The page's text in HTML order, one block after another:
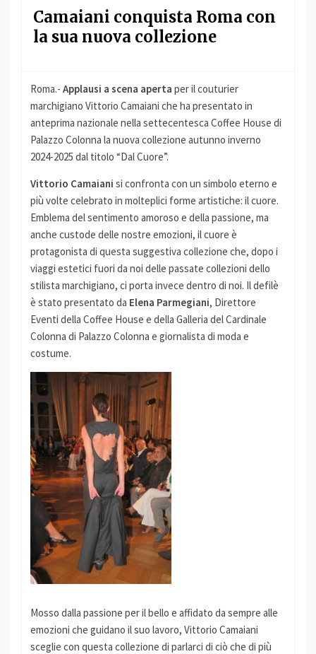
Camaiani conquista Roma con
la sua nuova collezione
Roma.- Applausi a scena aperta per il couturier
marchigiano Vittorio Camaiani che ha presentato in
anteprima nazionale nella settecentesca Coffee House di
Palazzo Colonna la nuova collezione autunno inverno
2024-2025 dal titolo “Dal Cuore”.
Vittorio Camaiani si confronta con un simbolo eterno e
più volte celebrato in molteplici forme artistiche: il cuore.
Emblema del sentimento amoroso e della passione, ma
anche custode delle nostre emozioni, il cuore è
protagonista di questa suggestiva collezione che, dopo i
viaggi estetici fuori da noi delle passate collezioni dello
stilista marchigiano, ci porta invece dentro di noi. Il defilè
è stato presentato da Elena Parmegiani, Direttore
Eventi della Coffee House e della Galleria del Cardinale
Colonna di Palazzo Colonna e giornalista di moda e
costume.
Mosso dalla passione per il bello e affidato da sempre alle
emozioni che guidano il suo lavoro, Vittorio Camaiani
sceglie con questa collezione di parlarci di ciò che di più